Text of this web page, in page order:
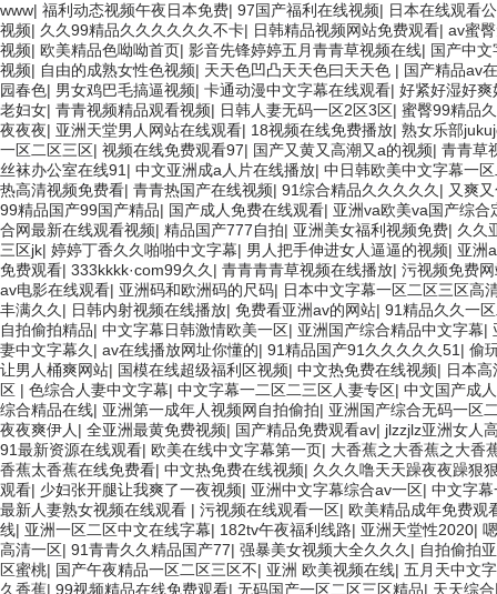
www| 福利动态视频午夜日本免费| 97国产福利在线视频| 日本在线观看
视频| 久久99精品久久久久久久不卡| 日韩精品视频网站免费观看| av蜜
视频| 欧美精品色呦呦首页| 影音先锋婷婷五月青青草视频在线| 国产中
视频| 自由的成熟女性色视频| 天天色凹凸天天色曰天天色 | 国产精品av
园春色| 男女鸡巴毛搞逼视频| 卡通动漫中文字幕在线观看| 好紧好湿好爽
老妇女| 青青视频精品观看视频| 日韩人妻无码一区2区3区| 蜜臀99精品
夜夜夜| 亚洲天堂男人网站在线观看| 18视频在线免费播放| 熟女乐部
一区二区三区| 视频在线免费观看97| 国产又黄又高潮又a的视频| 青青草
丝袜办公室在线91 | 中文亚洲成a人片在线播放| 中日韩欧美中文字幕一
热高清视频免费看| 青青热国产在线视频| 91综合精品久久久久久 | 又爽
99精品国产99国产精品| 国产成人免费在线观看| 亚洲va欧美va国产综合
合网最新在线观看视频| 精品国产777自拍| 亚洲美女福利视频免费| 久久
三区jk| 婷婷丁香久久啪啪中文字幕| 男人把手伸进女人逼逼的视频| 亚洲
免费观看| 333kkkk·com99久久 | 青青青青草视频在线播放| 污视频免费
av电影在线观看| 亚洲码和欧洲码的尺码| 日本中文字幕一区二区三区高
丰满久久 | 日韩内射视频在线播放| 免费看亚洲av的网站| 91精品久久一
自拍偷拍精品| 中文字幕日韩激情欧美一区| 亚洲国产综合精品中文字幕|
妻中文字幕久 | av在线播放网址你懂的| 91精品国产91久久久久久51 | 偷
让男人桶爽网站| 国模在线超级福利区视频| 中文热免费在线视频| 日本
区 | 色综合人妻中文字幕| 中文字幕一二区二三区人妻专区| 中文国产成
综合精品在线| 亚洲第一成年人视频网自拍偷拍| 亚洲国产综合无码一区
夜夜爽伊人 | 全亚洲最黄免费视频| 国产精品免费观看av| jlzzjlz亚洲女人
91最新资源在线观看| 欧美在线中文字幕第一页| 大香蕉之大香蕉之大香
香蕉太香蕉在线免费看| 中文热免费在线视频| 久久久噜天天躁夜夜躁狠
观看| 少妇张开腿让我爽了一夜视频| 亚洲中文字幕综合av一区| 中文字
最新人妻熟女视频在线观看 | 污视频在线观看一区| 欧美精品成年免费观
线| 亚洲一区二区中文在线字幕| 182tv午夜福利线路| 亚洲天堂性2020|
高清一区| 91青青久久精品国产77| 强暴美女视频大全久久久 | 自拍偷拍
区蜜桃| 国产午夜精品一区二区三区不| 亚洲 欧美视频在线| 五月天中文
久香蕉| 99视频精品在线免费观看| 无码国产一区二区三区精品| 天天综